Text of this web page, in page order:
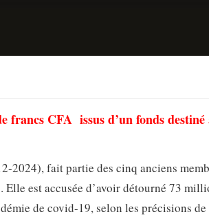
francs CFA issus d’un fonds destiné
2024), fait partie des cinq anciens
est accusée d’avoir détourné 73
de covid-19, selon les précisions de